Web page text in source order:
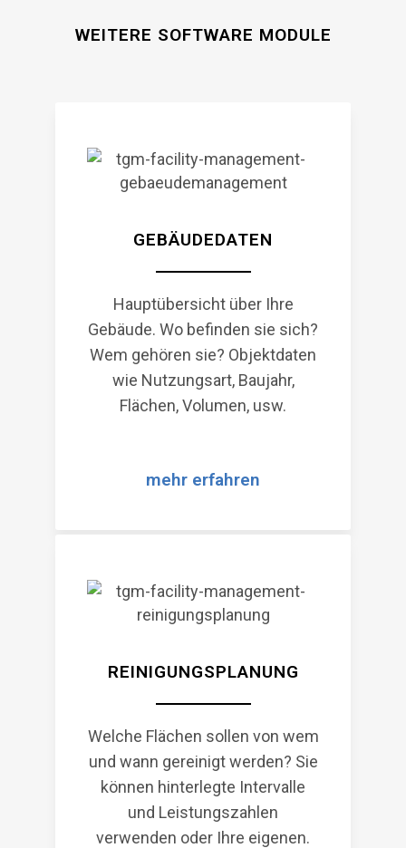
WEITERE SOFTWARE MODULE
GEBÄUDEDATEN
Hauptübersicht über Ihre
Gebäude. Wo befinden sie sich?
Wem gehören sie? Objektdaten
wie Nutzungsart, Baujahr,
Flächen, Volumen, usw.
mehr erfahren
REINIGUNGSPLANUNG
Welche Flächen sollen von wem
und wann gereinigt werden? Sie
können hinterlegte Intervalle
und Leistungszahlen
verwenden oder Ihre eigenen.